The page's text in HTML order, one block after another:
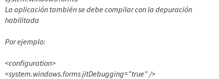
La aplicación también se debe compilar con la depuración
habilitada
Por ejemplo:
<configuration>
<system.windows.forms jitDebugging="true" />